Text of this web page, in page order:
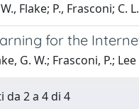
Flake; P., Frasconi; C.
for the
G. W.; Frasconi, P.;
2 a 4 di 4